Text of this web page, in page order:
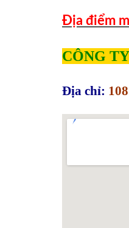
Địa điểm
CÔNG
Địa chỉ: